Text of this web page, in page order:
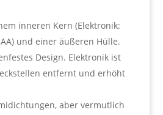
inneren Kern (Elektronik:
AA) und einer äußeren Hülle.
Design. Elektronik ist
entfernt und erhöht
aber vermutlich